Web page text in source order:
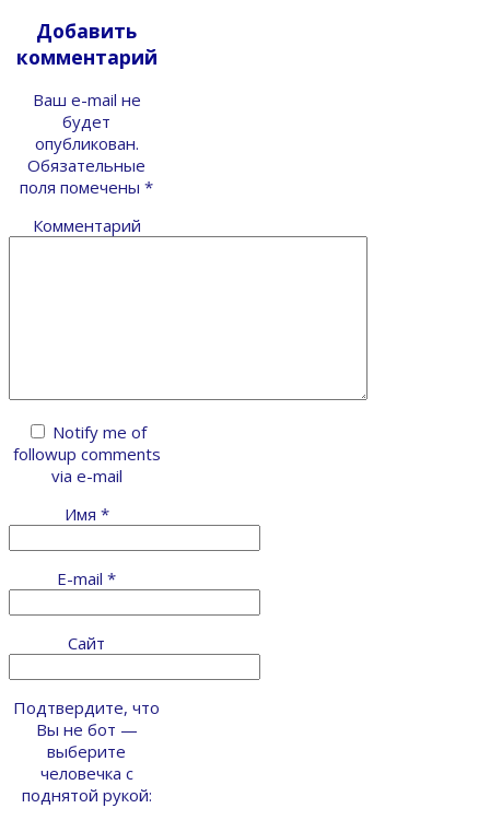
Добавить
комментарий
Ваш e-mail не
будет
опубликован.
Обязательные
поля помечены *
Комментарий
Notify me of
followup comments
via e-mail
Имя *
E-mail *
Сайт
Подтвердите, что
Вы не бот —
выберите
человечка с
поднятой рукой: